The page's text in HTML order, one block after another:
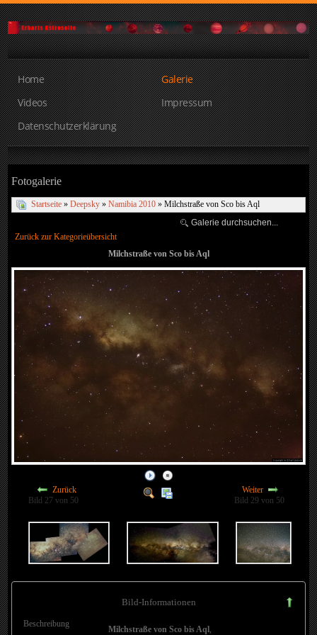
Home
Galerie
Videos
Impressum
Datenschutzerklärung
Fotogalerie
Startseite »Deepsky »Namibia 2010 » Milchstraße von Sco bis Aql
Zurück zur Kategorieübersicht
Milchstraße von Sco bis Aql
Zurück
Bild 27 von 50
Weiter
Bild 29 von 50
Bild-Informationen
Beschreibung
Milchstraße von Sco bis Aql,